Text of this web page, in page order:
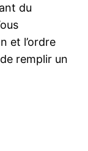
du
et l’ordre
remplir un